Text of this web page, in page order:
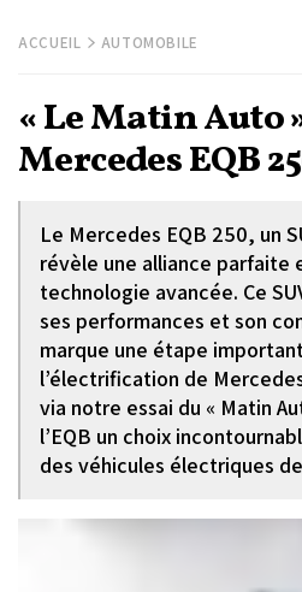
ACCUEIL AUTOMOBILE
« Le Matin Auto
Mercedes EQB
Le Mercedes EQB 250, un
révèle une alliance parfaite
technologie avancée. Ce
ses performances et son
marque une étape
l’électrification de
via notre essai du « Matin
l’EQB un choix
des véhicules électriques